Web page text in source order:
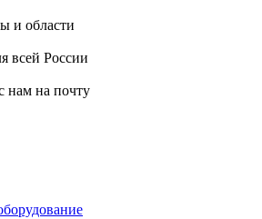
и области
всей России
нам на почту